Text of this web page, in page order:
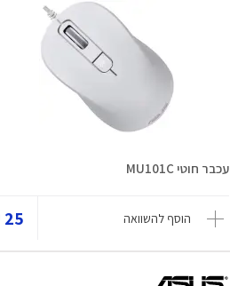
עכבר חוטי MU101C
הוסף להשוואה 25 ₪